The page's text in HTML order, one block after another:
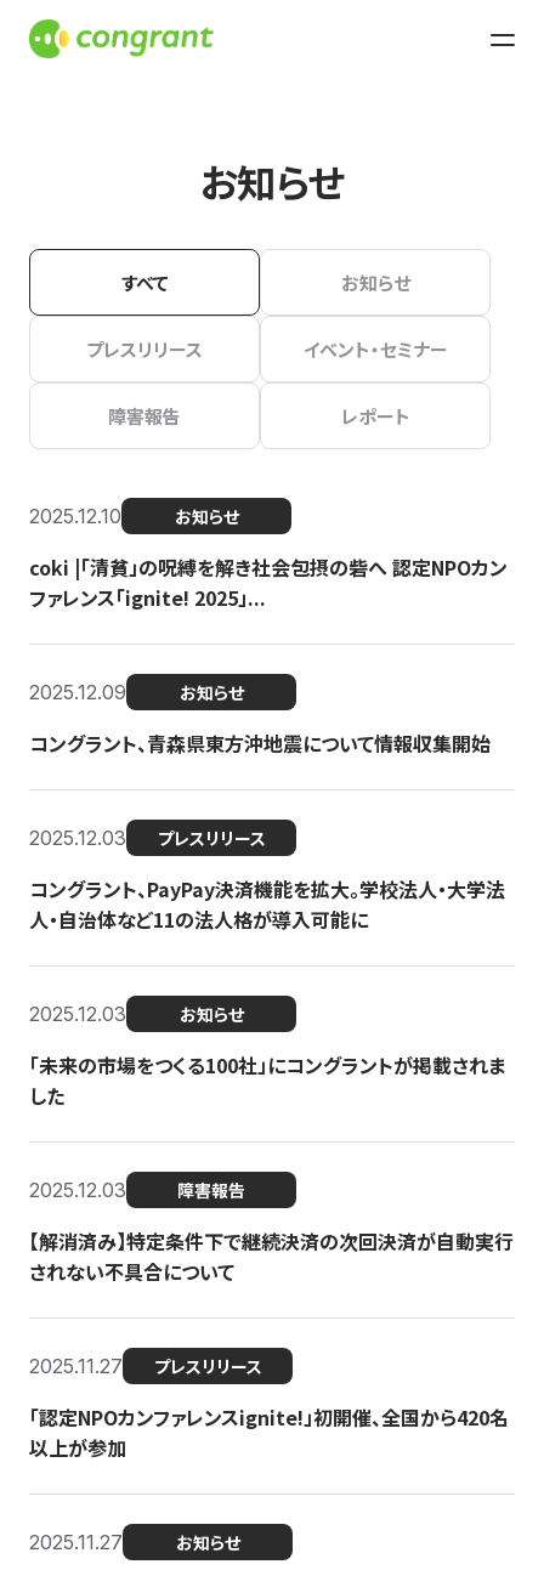
お知らせ
すべて お知らせ
プレスリリース イベント・セミナー
障害報告 レポート
2025.12.10 お知らせ
coki |「清貧」の呪縛を解き社会包摂の砦へ 認定NPOカン
ファレンス「ignite! 2025」...
2025.12.09 お知らせ
コングラント、青森県東方沖地震について情報収集開始
2025.12.03 プレスリリース
コングラント、PayPay決済機能を拡大。学校法人・大学法
人・自治体など11の法人格が導入可能に
2025.12.03 お知らせ
「未来の市場をつくる100社」にコングラントが掲載されま
した
2025.12.03 障害報告
【解消済み】特定条件下で継続決済の次回決済が自動実行
されない不具合について
2025.11.27 プレスリリース
「認定NPOカンファレンスignite!」初開催、全国から420名
以上が参加
2025.11.27 お知らせ